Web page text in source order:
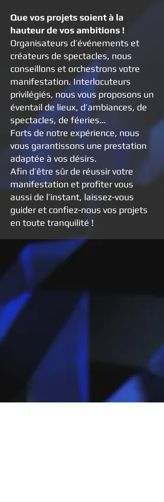
Que vos projets soient à la
hauteur de vos ambitions !
Organisateurs d’événements et
créateurs de spectacles, nous
conseillons et orchestrons votre
manifestation. Interlocuteurs
privilégiés, nous vous proposons un
éventail de lieux, d’ambiances, de
spectacles, de féeries…
Forts de notre expérience, nous
vous garantissons une prestation
adaptée à vos désirs.
Afin d’être sûr de réussir votre
manifestation et profiter vous
aussi de l’instant, laissez-vous
guider et confiez-nous vos projets
en toute tranquilité !